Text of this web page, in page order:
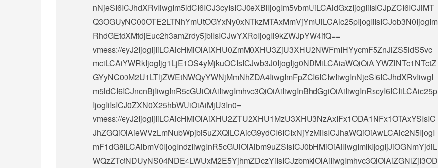
nNjeSI6ICJhdXRvIiwgIm5ldCI6ICJ3cyIsICJ0eXBlIjogIm5vbmUiLCAidGxzIjogIiIsICJpZCI6ICJiMT
Q3OGUyNC00OTE2LTNhYmUtOGYxNy0xNTkzMTAxMmVjYmUiLCAic25pIjogIiIsICJob3N0IjogIm
RhdGEtdXMtdjEuc2h3amZrdy5jbiIsICJwYXRoIjogIi9kZWJpYW4ifQ==
vmess://eyJ2IjogIjIiLCAicHMiOiAiXHU0ZmM0XHU3ZjU3XHU2NWFmIHYycmF5ZnJlZS5ldS5vc
mciLCAiYWRkIjogIjg1LjE1OS4yMjkuOCIsICJwb3J0IjogIjg0NDMiLCAiaWQiOiAiYWZlNTc1NTctZ
GYyNC00M2U1LTljZWEtNWQyYWNjMmNhZDA4IiwgImFpZCI6ICIwIiwgInNjeSI6ICJhdXRvIiwgI
m5ldCI6ICJncnBjIiwgInR5cGUiOiAiIiwgImhvc3QiOiAiIiwgInBhdGgiOiAiIiwgInRscyI6ICIiLCAic25p
IjogIiIsICJ0ZXN0X25hbWUiOiAiMjU3In0=
vmess://eyJ2IjogIjIiLCAicHMiOiAiXHU2ZTU2XHU1MzU3XHU3NzAxIFx1ODA1NFx1OTAxYSIsIC
JhZGQiOiAieWVzLmNubWpjbi5uZXQiLCAicG9ydCI6ICIxNjYzMiIsICJhaWQiOiAwLCAic2N5IjogI
mF1dG8iLCAibmV0IjogIndzIiwgInR5cGUiOiAibm9uZSIsICJ0bHMiOiAiIiwgImlkIjogIjJiOGNmYjdiL
WQzZTctNDUyNS04NDE4LWUxM2E5YjhmZDczYiIsICJzbmkiOiAiIiwgImhvc3QiOiAiZGNlZjI3OD